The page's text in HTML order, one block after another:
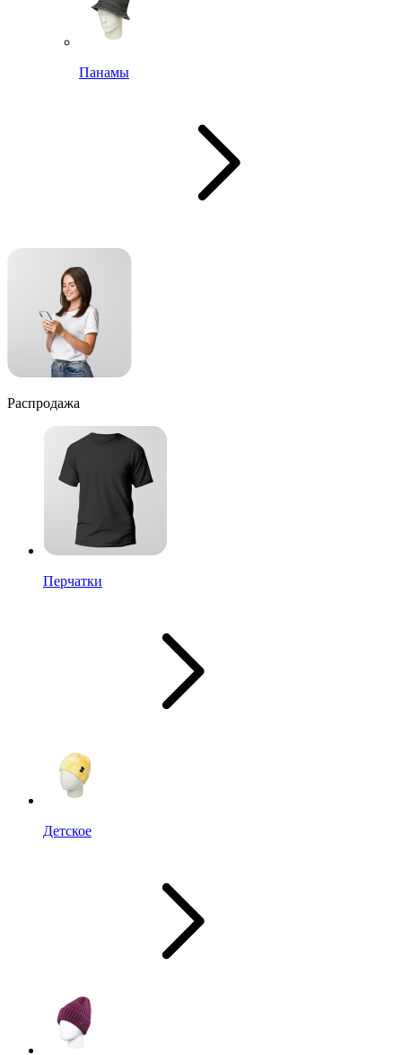
Панамы
Распродажа
Перчатки
Детское